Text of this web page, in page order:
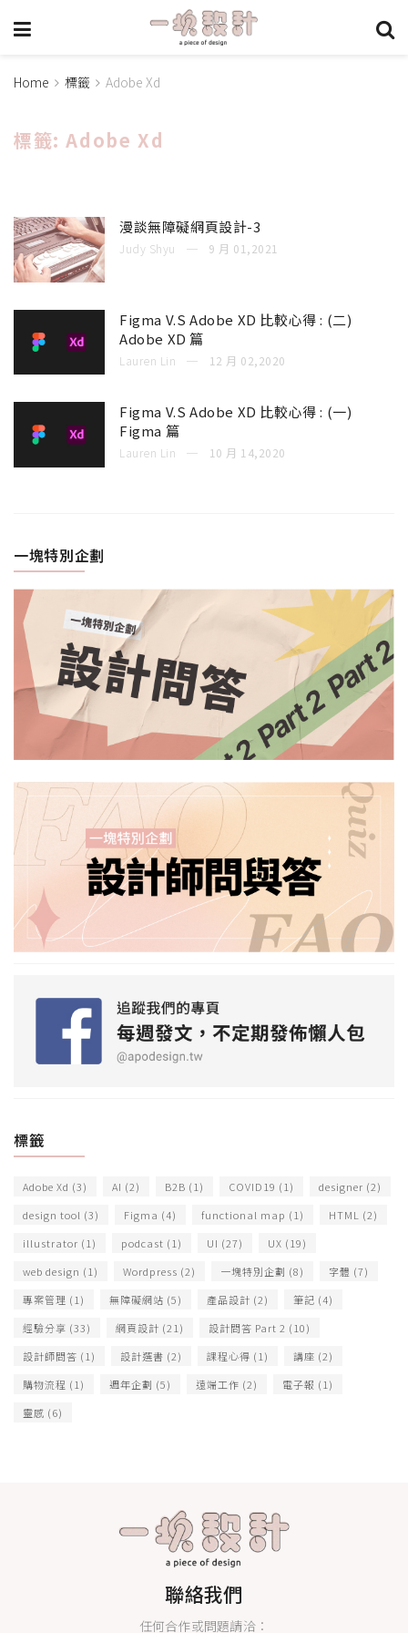
Home 標籤 Adobe Xd
標籤:Adobe Xd
漫談無障礙網頁設計-3
Judy Shyu 9 月 01,2021
Figma V.S Adobe XD 比較心得 : (二)
Adobe XD 篇
Lauren Lin 12 月 02,2020
Figma V.S Adobe XD 比較心得 : (一)
Figma 篇
Lauren Lin 10 月 14,2020
一塊特別企劃
標籤
Adobe Xd (3) AI (2) B2B (1) COVID19 (1) designer (2)
design tool (3) Figma (4) functional map (1) HTML (2)
illustrator (1) podcast (1) UI (27) UX (19)
web design (1) Wordpress (2) 一塊特別企劃 (8) 字體 (7)
專案管理 (1) 無障礙網站 (5) 產品設計 (2) 筆記 (4)
經驗分享 (33) 網頁設計 (21) 設計問答 Part 2 (10)
設計師問答 (1) 設計選書 (2) 課程心得 (1) 講座 (2)
購物流程 (1) 週年企劃 (5) 遠端工作 (2) 電子報 (1)
靈感 (6)
聯絡我們
任何合作或問題請洽：